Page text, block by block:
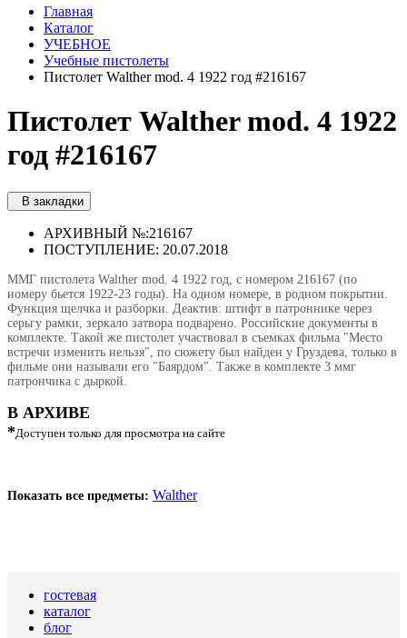
Главная
Каталог
УЧЕБНОЕ
Учебные пистолеты
Пистолет Walther mod. 4 1922 год #216167
Пистолет Walther mod. 4 1922
год #216167
В закладки
АРХИВНЫЙ №:216167
ПОСТУПЛЕНИЕ: 20.07.2018
ММГ пистолета Walther mod. 4 1922 год, с номером 216167 (по
номеру бьется 1922-23 годы). На одном номере, в родном покрытии.
Функция щелчка и разборки. Деактив: штифт в патроннике через
серьгу рамки, зеркало затвора подварено. Российские документы в
комплекте. Такой же пистолет участвовал в съемках фильма "Место
встречи изменить нельзя", по сюжету был найден у Груздева, только в
фильме они называли его "Баярдом". Также в комплекте 3 ммг
патрончика с дыркой.
В АРХИВЕ
*Доступен только для просмотра на сайте
Показать все предметы: Walther
гостевая
каталог
блог